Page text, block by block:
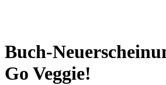
Buch-
Go Veggie!